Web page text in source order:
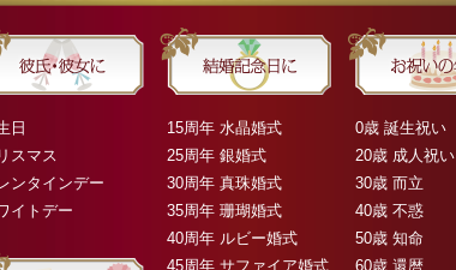
日
スマス
ンタインデー
イトデー
15周年 水晶婚式
25周年 銀婚式
30周年 真珠婚式
35周年 珊瑚婚式
40周年 ルビー婚式
45周年 サファイア婚式
0歳 誕生祝い
20歳 成人祝い
30歳 而立
40歳 不惑
50歳 知命
60歳 還暦